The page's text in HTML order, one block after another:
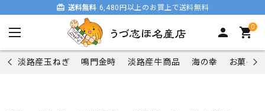
card_giftcard 送料無料 6,480円以上のお買上で送料無料
person 0
shopping_cart
淡路産玉ねぎ 鳴門金時 淡路産牛商品 海の幸 お菓子類